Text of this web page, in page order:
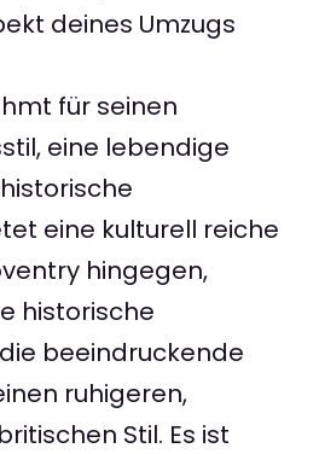
deines Umzugs
für seinen
eine lebendige
eine kulturell reiche
hingegen,
historische
beeindruckende
ruhigeren,
Stil. Es ist